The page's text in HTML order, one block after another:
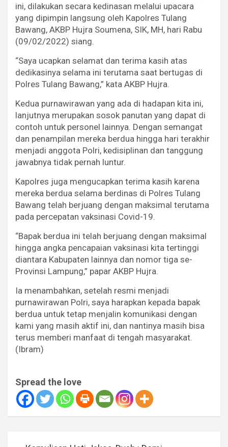
ini, dilakukan secara kedinasan melalui upacara
yang dipimpin langsung oleh Kapolres Tulang
Bawang, AKBP Hujra Soumena, SIK, MH, hari Rabu
(09/02/2022) siang.
“Saya ucapkan selamat dan terima kasih atas
dedikasinya selama ini terutama saat bertugas di
Polres Tulang Bawang,” kata AKBP Hujra.
Kedua purnawirawan yang ada di hadapan kita ini,
lanjutnya merupakan sosok panutan yang dapat di
contoh untuk personel lainnya. Dengan semangat
dan penampilan mereka berdua hingga hari terakhir
menjadi anggota Polri, kedisiplinan dan tanggung
jawabnya tidak pernah luntur.
Kapolres juga mengucapkan terima kasih karena
mereka berdua selama berdinas di Polres Tulang
Bawang telah berjuang dengan maksimal terutama
pada percepatan vaksinasi Covid-19.
“Bapak berdua ini telah berjuang dengan maksimal
hingga angka pencapaian vaksinasi kita tertinggi
diantara Kabupaten lainnya dan nomor tiga se-
Provinsi Lampung,” papar AKBP Hujra.
Ia menambahkan, setelah resmi menjadi
purnawirawan Polri, saya harapkan kepada bapak
berdua untuk tetap menjalin komunikasi dengan
kami yang masih aktif ini, dan nantinya masih bisa
terus memberi manfaat di tengah masyarakat.
(Ibram)
Spread the love